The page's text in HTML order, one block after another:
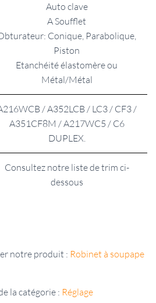
Auto clave
A Soufflet
Conique, Parabolique,
Piston
Etanchéité élastomère ou
Métal/Métal
/ A352LCB / LC3 / CF3 /
A351CF8M / A217WC5 / C6
DUPLEX.
Consultez notre liste de trim ci-
dessous
notre produit : Robinet à soupape
la catégorie : Réglage